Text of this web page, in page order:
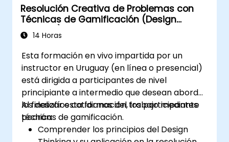
Resolución Creativa de Problemas con
Técnicas de Gamificación (Design
Thinking)
14 Horas
Esta formación en vivo impartida por un
instructor en Uruguay (en línea o presencial)
está dirigida a participantes de nivel
principiante a intermedio que desean abordar
los desafíos cotidianos del trabajo mediante
técnicas de gamificación.
Al finalizar esta formación, los participantes
podrán:
Comprender los principios del Design